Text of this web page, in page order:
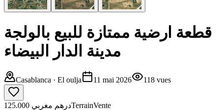
قطعة ارضية ممتازة للبيع بالولجة
مدينة الدار البيضاء
Casablanca · El oulja 11 mai 2026 118 vues
125.000 درهم مغربيTerrainVente